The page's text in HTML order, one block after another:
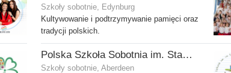
Szkoły sobotnie, Edynburg
Kultywowanie i podtrzymywanie pamięci oraz
tradycji polskich.
Polska Szkoła Sobotnia im. Stanisława Kostki
Szkoły sobotnie, Aberdeen